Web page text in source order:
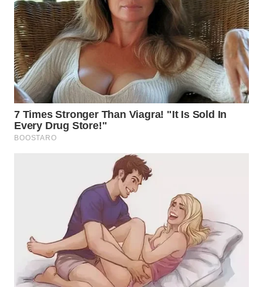
WN
KARAWANG
WN
BEKASI
WN
BOGOR
WN
WN
SAMOSIR
WN